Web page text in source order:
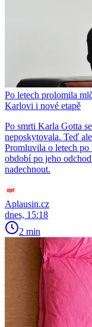
Po letech prolomila
Karlovi i nové etapě
Po smrti Karla Gotta
neposkytovala. Teď
Promluvila o letech po
období po jeho
nadechnout.
Aplausin.cz
dnes, 15:18
2 min